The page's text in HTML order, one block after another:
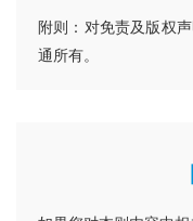
附则：对免责及版权
通所有。